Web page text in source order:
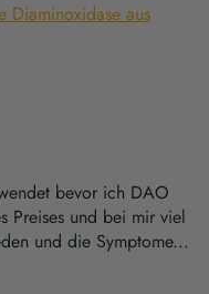
Diaminoxidase aus
bevor ich DAO
Preises und bei mir viel
und die Symptome...